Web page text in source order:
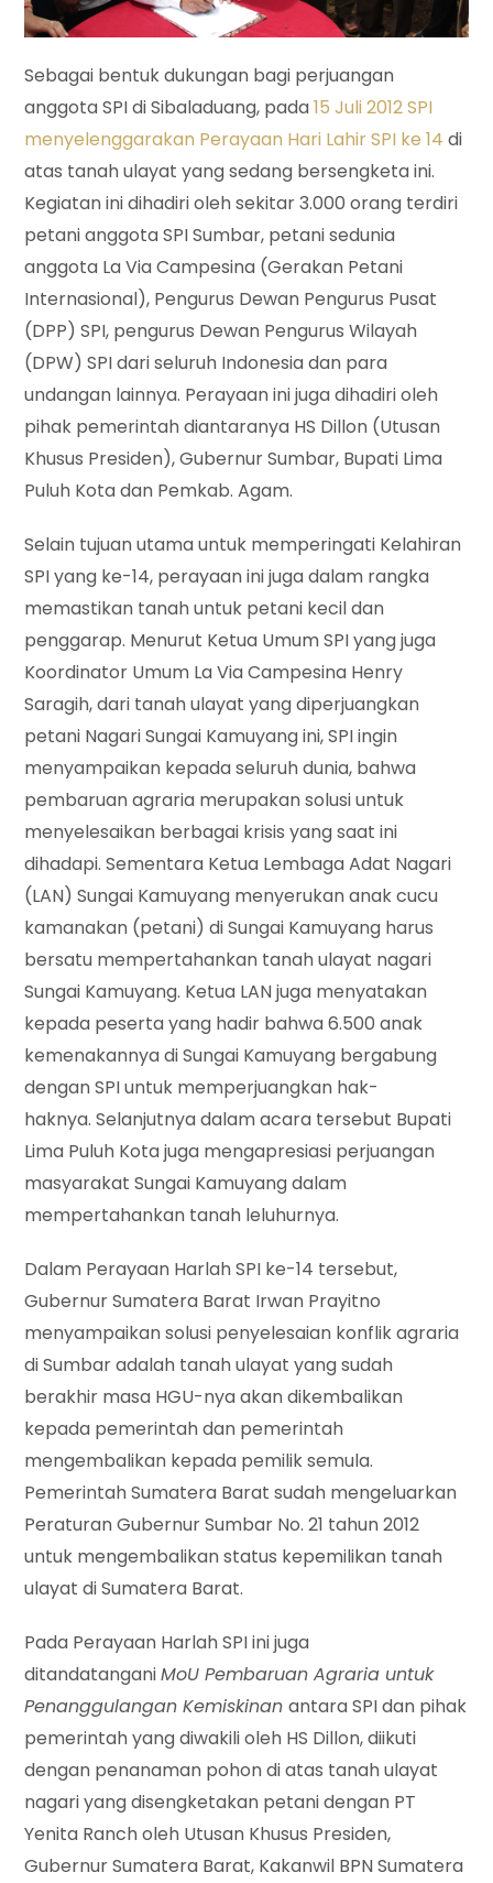
Sebagai bentuk dukungan bagi perjuangan
anggota SPI di Sibaladuang, pada15 Juli 2012 SPI
menyelenggarakan Perayaan Hari Lahir SPI ke 14 di
atas tanah ulayat yang sedang bersengketa ini.
Kegiatan ini dihadiri oleh sekitar 3.000 orang terdiri
petani anggota SPI Sumbar, petani sedunia
anggota La Via Campesina (Gerakan Petani
Internasional), Pengurus Dewan Pengurus Pusat
(DPP) SPI, pengurus Dewan Pengurus Wilayah
(DPW) SPI dari seluruh Indonesia dan para
undangan lainnya. Perayaan ini juga dihadiri oleh
pihak pemerintah diantaranya HS Dillon (Utusan
Khusus Presiden), Gubernur Sumbar, Bupati Lima
Puluh Kota dan Pemkab. Agam.
Selain tujuan utama untuk memperingati Kelahiran
SPI yang ke-14, perayaan ini juga dalam rangka
memastikan tanah untuk petani kecil dan
penggarap. Menurut Ketua Umum SPI yang juga
Koordinator Umum La Via Campesina Henry
Saragih, dari tanah ulayat yang diperjuangkan
petani Nagari Sungai Kamuyang ini, SPI ingin
menyampaikan kepada seluruh dunia, bahwa
pembaruan agraria merupakan solusi untuk
menyelesaikan berbagai krisis yang saat ini
dihadapi. Sementara Ketua Lembaga Adat Nagari
(LAN) Sungai Kamuyang menyerukan anak cucu
kamanakan (petani) di Sungai Kamuyang harus
bersatu mempertahankan tanah ulayat nagari
Sungai Kamuyang. Ketua LAN juga menyatakan
kepada peserta yang hadir bahwa 6.500 anak
kemenakannya di Sungai Kamuyang bergabung
dengan SPI untuk memperjuangkan hak-
haknya. Selanjutnya dalam acara tersebut Bupati
Lima Puluh Kota juga mengapresiasi perjuangan
masyarakat Sungai Kamuyang dalam
mempertahankan tanah leluhurnya.
Dalam Perayaan Harlah SPI ke-14 tersebut,
Gubernur Sumatera Barat Irwan Prayitno
menyampaikan solusi penyelesaian konflik agraria
di Sumbar adalah tanah ulayat yang sudah
berakhir masa HGU-nya akan dikembalikan
kepada pemerintah dan pemerintah
mengembalikan kepada pemilik semula.
Pemerintah Sumatera Barat sudah mengeluarkan
Peraturan Gubernur Sumbar No. 21 tahun 2012
untuk mengembalikan status kepemilikan tanah
ulayat di Sumatera Barat.
Pada Perayaan Harlah SPI ini juga
ditandatanganiMoU Pembaruan Agraria untuk
Penanggulangan Kemiskinanantara SPI dan pihak
pemerintah yang diwakili oleh HS Dillon, diikuti
dengan penanaman pohon di atas tanah ulayat
nagari yang disengketakan petani dengan PT
Yenita Ranch oleh Utusan Khusus Presiden,
Gubernur Sumatera Barat, Kakanwil BPN Sumatera